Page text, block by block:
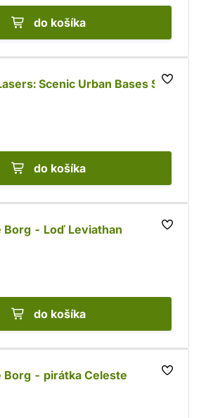
do košíka
Scenic Urban Bases Set
do košíka
Borg - Loď Leviathan
do košíka
Borg - pirátka Celeste